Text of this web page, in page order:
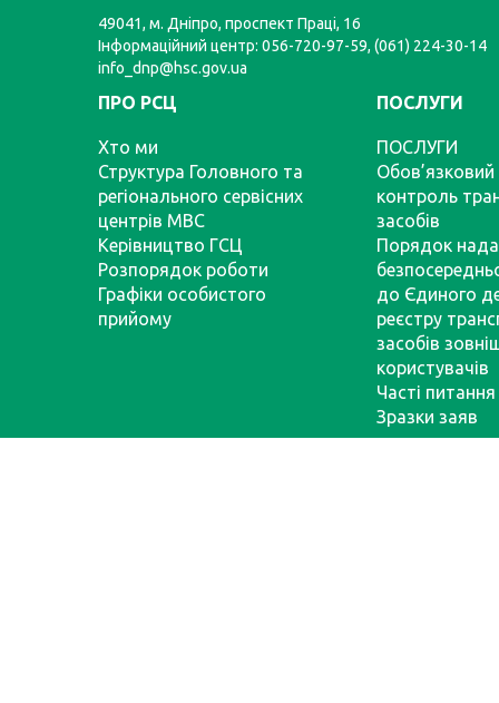
49041, м. Дніпро, проспект Праці, 16
Інформаційний центр: 056-720-97-59, (061) 224-30-14
info_dnp@hsc.gov.ua
ПРО РСЦ
Хто ми
Структура Головного та
регіонального сервісних
центрів МВС
Керівництво ГСЦ
Розпорядок роботи
Графіки особистого
прийому
ПОСЛУГИ
ПОСЛУГИ
Обов’язковий
контроль
засобів
Порядок
до Єдиного
реєстру
засобів
користувачів
Часті питання
Зразки заяв